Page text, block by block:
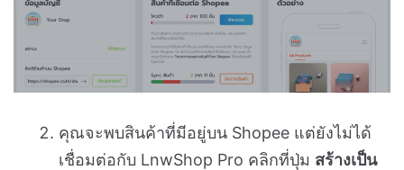
คุณจะพบสินค้าที่มีอยู่บน Shopee แต่ยังไม่ได้
เชื่อมต่อกับ LnwShop Pro คลิกที่ปุ่ม สร้างเป็น